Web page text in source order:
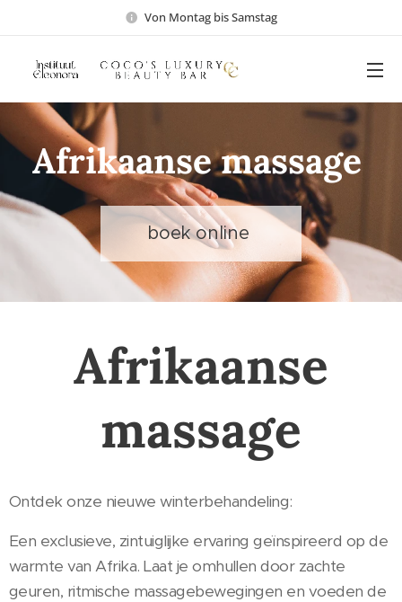
Von Montag bis Samstag
Afrikaanse massage
boek online
Afrikaanse
massage
Ontdek onze nieuwe winterbehandeling:
Een exclusieve, zintuiglijke ervaring geïnspireerd op de
warmte van Afrika. Laat je omhullen door zachte
geuren, ritmische massagebewegingen en voeden de